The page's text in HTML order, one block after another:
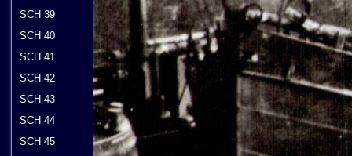
SCH 39
SCH 40
SCH 41
SCH 42
SCH 43
SCH 44
SCH 45